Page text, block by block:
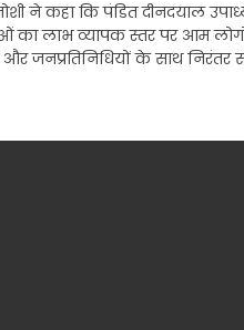
ने कहा कि पंडित दीनदयाल
का लाभ व्यापक स्तर पर आम
जनप्रतिनिधियों के साथ निरंतर